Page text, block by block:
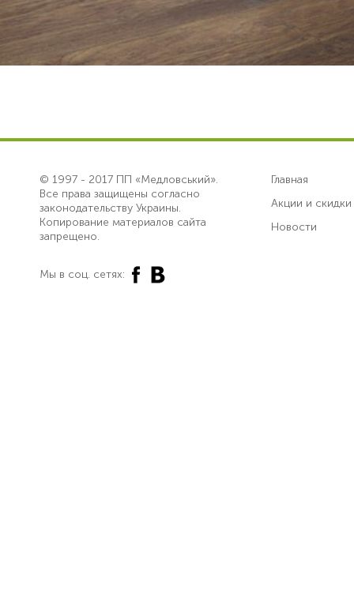
© 1997 - 2017 ПП «Медловський».
Все права защищены согласно
законодательству Украины.
Копирование материалов сайта
запрещено.
Мы в соц. сетях:
Главная
Акции и скидки
Новости